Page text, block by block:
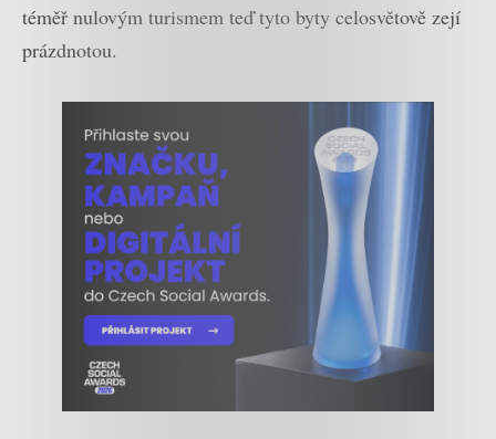
téměř nulovým turismem teď tyto byty celosvětově zejí
prázdnotou.